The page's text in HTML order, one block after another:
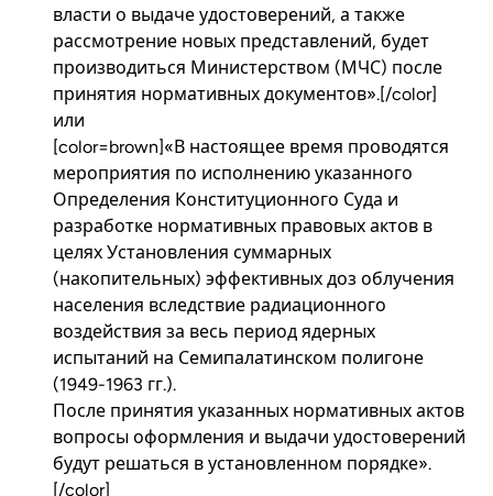
власти о выдаче удостоверений, а также
рассмотрение новых представлений, будет
производиться Министерством (МЧС) после
принятия нормативных документов».[/color]
или
[color=brown]«В настоящее время проводятся
мероприятия по исполнению указанного
Определения Конституционного Суда и
разработке нормативных правовых актов в
целях Установления суммарных
(накопительных) эффективных доз облучения
населения вследствие радиационного
воздействия за весь период ядерных
испытаний на Семипалатинском полигоне
(1949-1963 гг.).
После принятия указанных нормативных актов
вопросы оформления и выдачи удостоверений
будут решаться в установленном порядке».
[/color]